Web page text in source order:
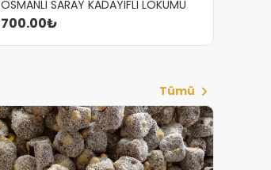
OSMANLI SARAY KADAYIFLI LOKUMU
700.00₺
Tümü